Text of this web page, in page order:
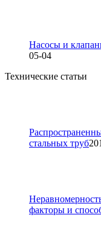
Насосы и
05-04
Технические статьи
стальных труб
факторы и